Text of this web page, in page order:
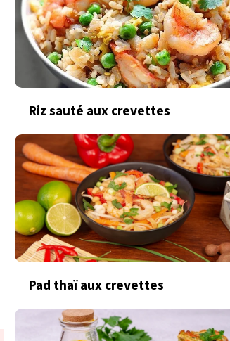
Riz sauté aux crevettes
Pad thaï aux crevettes